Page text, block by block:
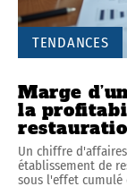
TENDANCES
Marge
la
Un chiffre
établissement de
sous l'effet cumulé